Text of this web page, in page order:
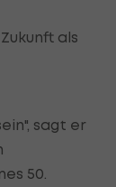
als
sagt er
50.